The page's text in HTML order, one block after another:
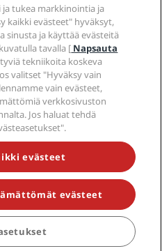
twitterlinkedin
TARJOUKSISTAMME
Group, Radisson,
Radisson Collection,
Park Inn, Country Inn
Radisson Rewards ja
Hotel Groupin
ja tukea markkinointia ja
kaikki evästeet" hyväksyt,
sinusta ja käyttää evästeitä
tavalla [ Napsauta
tekniikoita koskeva
valitset "Hyväksy vain
vain evästeet,
verkkosivuston
Jos haluat tehdä
evästeet
evästeet